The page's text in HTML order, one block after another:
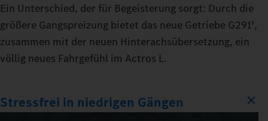
Ein Unterschied, der für Begeisterung sorgt: Durch die
größere Gangspreizung bietet das neue Getriebe G2918,
zusammen mit der neuen Hinterachsübersetzung, ein
völlig neues Fahrgefühl im Actros L.
Stressfrei in niedrigen Gängen